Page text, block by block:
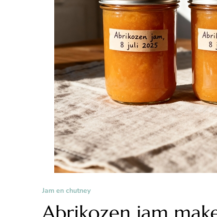
Jam en chutney